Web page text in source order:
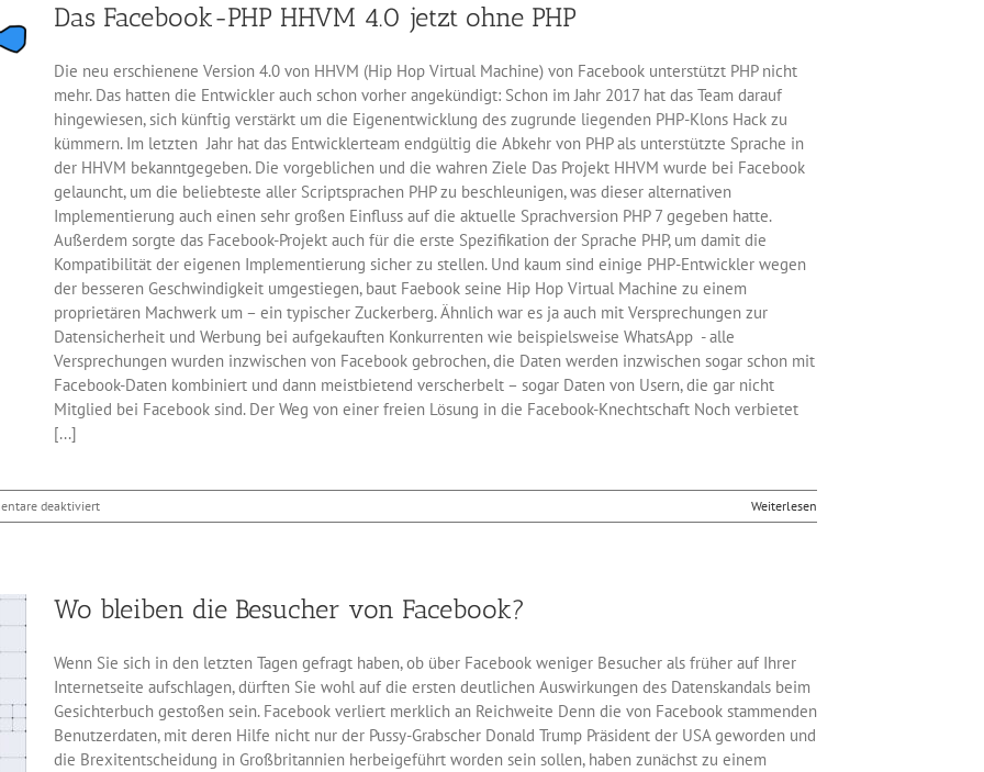
69.0.2
veröffentlicht
Das Facebook-PHP HHVM 4.0 jetzt ohne PHP
Die neu erschienene Version 4.0 von HHVM (Hip Hop Virtual Machine) von Facebook unterstützt PHP nicht
mehr. Das hatten die Entwickler auch schon vorher angekündigt: Schon im Jahr 2017 hat das Team darauf
hingewiesen, sich künftig verstärkt um die Eigenentwicklung des zugrunde liegenden PHP-Klons Hack zu
kümmern. Im letzten Jahr hat das Entwicklerteam endgültig die Abkehr von PHP als unterstützte Sprache in
der HHVM bekanntgegeben. Die vorgeblichen und die wahren Ziele Das Projekt HHVM wurde bei Facebook
gelauncht, um die beliebteste aller Scriptsprachen PHP zu beschleunigen, was dieser alternativen
Implementierung auch einen sehr großen Einfluss auf die aktuelle Sprachversion PHP 7 gegeben hatte.
Außerdem sorgte das Facebook-Projekt auch für die erste Spezifikation der Sprache PHP, um damit die
Kompatibilität der eigenen Implementierung sicher zu stellen. Und kaum sind einige PHP-Entwickler wegen
der besseren Geschwindigkeit umgestiegen, baut Faebook seine Hip Hop Virtual Machine zu einem
proprietären Machwerk um – ein typischer Zuckerberg. Ähnlich war es ja auch mit Versprechungen zur
Datensicherheit und Werbung bei aufgekauften Konkurrenten wie beispielsweise WhatsApp - alle
Versprechungen wurden inzwischen von Facebook gebrochen, die Daten werden inzwischen sogar schon mit
Facebook-Daten kombiniert und dann meistbietend verscherbelt – sogar Daten von Usern, die gar nicht
Mitglied bei Facebook sind. Der Weg von einer freien Lösung in die Facebook-Knechtschaft Noch verbietet
[...]
deaktiviertfür
Das
4.0
jetzt
PHP
Weiterlesen
Wo bleiben die Besucher von Facebook?
Wenn Sie sich in den letzten Tagen gefragt haben, ob über Facebook weniger Besucher als früher auf Ihrer
Internetseite aufschlagen, dürften Sie wohl auf die ersten deutlichen Auswirkungen des Datenskandals beim
Gesichterbuch gestoßen sein. Facebook verliert merklich an Reichweite Denn die von Facebook stammenden
Benutzerdaten, mit deren Hilfe nicht nur der Pussy-Grabscher Donald Trump Präsident der USA geworden und
die Brexitentscheidung in Großbritannien herbeigeführt worden sein sollen, haben zunächst zu einem